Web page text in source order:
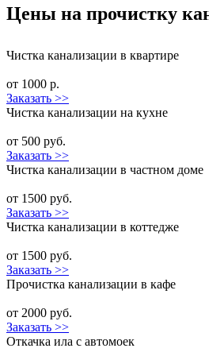
Цены на прочистку
Чистка канализации в квартире
от 1000 р.
Заказать >>
Чистка канализации на кухне
от 500 руб.
Заказать >>
Чистка канализации в частном доме
от 1500 руб.
Заказать >>
Чистка канализации в коттедже
от 1500 руб.
Заказать >>
Прочистка канализации в кафе
от 2000 руб.
Заказать >>
Откачка ила с автомоек